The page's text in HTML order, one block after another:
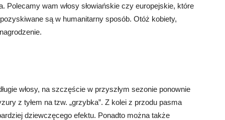
Polecamy wam włosy słowiańskie czy europejskie, które
są w humanitarny sposób. Otóż kobiety,
włosy, na szczęście w przyszłym sezonie ponownie
z tyłem na tzw. „grzybka”. Z kolei z przodu pasma
dziewczęcego efektu. Ponadto można także